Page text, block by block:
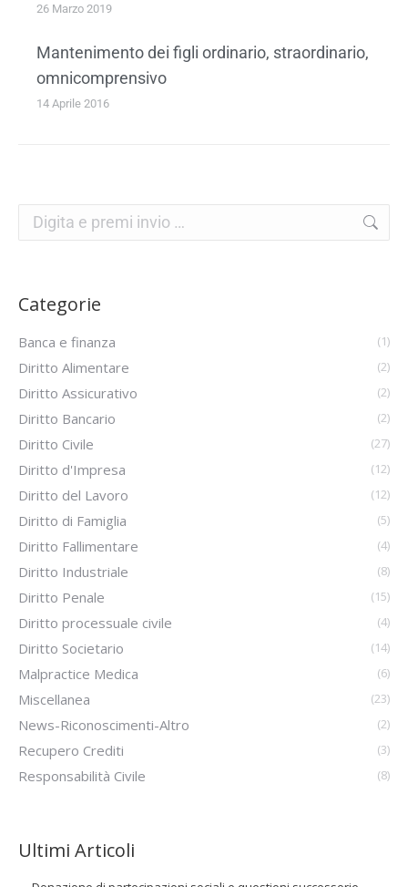
26 Marzo 2019
Mantenimento dei figli ordinario, straordinario,
omnicomprensivo
14 Aprile 2016
Categorie
Banca e finanza (1)
Diritto Alimentare (2)
Diritto Assicurativo (2)
Diritto Bancario (2)
Diritto Civile (27)
Diritto d'Impresa (12)
Diritto del Lavoro (12)
Diritto di Famiglia (5)
Diritto Fallimentare (4)
Diritto Industriale (8)
Diritto Penale (15)
Diritto processuale civile (4)
Diritto Societario (14)
Malpractice Medica (6)
Miscellanea (23)
News-Riconoscimenti-Altro (2)
Recupero Crediti (3)
Responsabilità Civile (8)
Ultimi Articoli